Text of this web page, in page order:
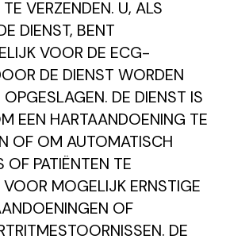
VERZENDEN. U, ALS
DIENST, BENT
VOOR DE ECG-
DE DIENST WORDEN
DE DIENST IS
EEN HARTAANDOENING TE
OF OM AUTOMATISCH
OF PATIËNTEN TE
MOGELIJK ERNSTIGE
OF
DE